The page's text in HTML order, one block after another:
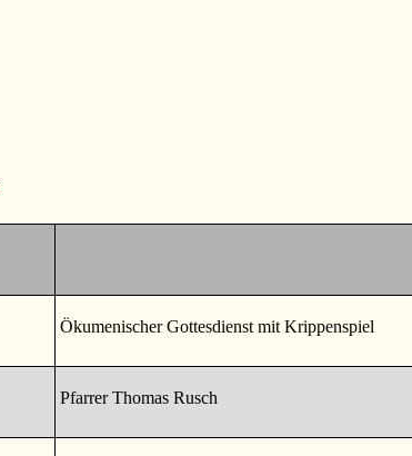
Ökumenischer Gottesdienst mit Krippenspiel
Pfarrer Thomas Rusch